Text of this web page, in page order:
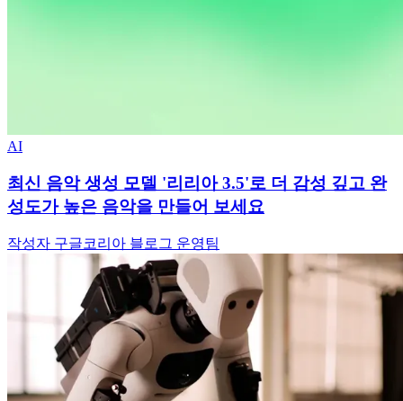
AI
최신 음악 생성 모델 '리리아 3.5'로 더 감성 깊고 완
성도가 높은 음악을 만들어 보세요
작성자 구글코리아 블로그 운영팀